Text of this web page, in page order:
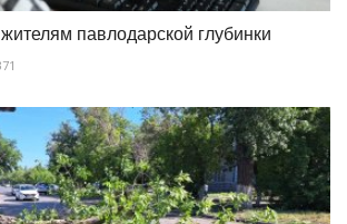
павлодарской глубинки